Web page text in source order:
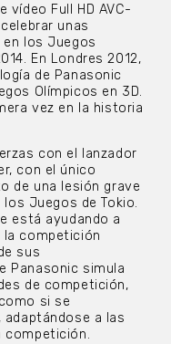
Full HD AVC-
unas
los Juegos
En Londres 2012,
de Panasonic
Olímpicos en 3D.
vez en la historia
con el lanzador
con el único
de una lesión grave
Juegos de Tokio.
está ayudando a
la competición
sus
Panasonic simula
de competición,
si se
a las
competición.